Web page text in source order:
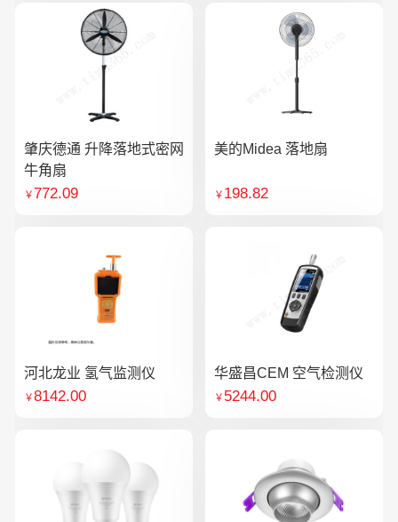
肇庆德通 升降落地式密网
牛角扇
￥772.09
美的Midea 落地扇
￥ 198.82
河北龙业 氢气监测仪
￥8142.00
华盛昌CEM 空气检测仪
￥ 5244.00